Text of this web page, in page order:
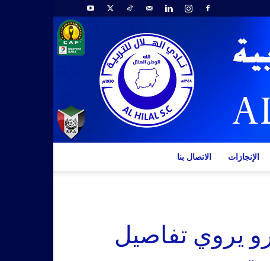
الاتصال بنا الإنجازات
يروي تفاصيل